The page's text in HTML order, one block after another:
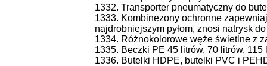
1332. Transporter pneumatyczny do
1333. Kombinezony ochronne
najdrobniejszym pyłom, znosi natrysk
1334. Różnokolorowe węże świetlne z
1335. Beczki PE 45 litrów, 70 litrów, 115
1336. Butelki HDPE, butelki PVC i